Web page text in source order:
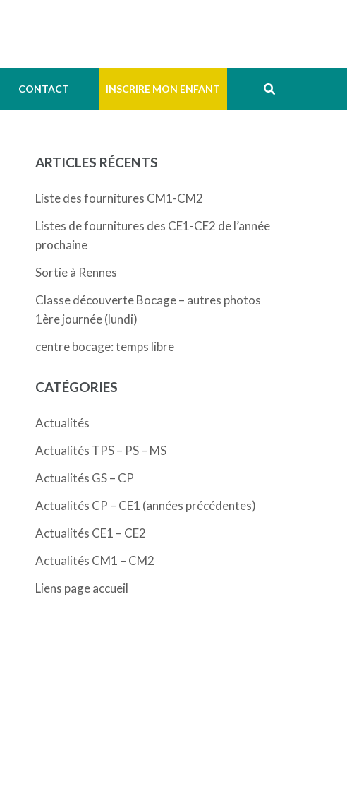
CONTACT INSCRIRE MON ENFANT
ARTICLES RÉCENTS
Liste des fournitures CM1-CM2
Listes de fournitures des CE1-CE2 de l’année
prochaine
Sortie à Rennes
Classe découverte Bocage – autres photos
1ère journée (lundi)
centre bocage: temps libre
CATÉGORIES
Actualités
Actualités TPS – PS – MS
Actualités GS – CP
Actualités CP – CE1 (années précédentes)
Actualités CE1 – CE2
Actualités CM1 – CM2
Liens page accueil